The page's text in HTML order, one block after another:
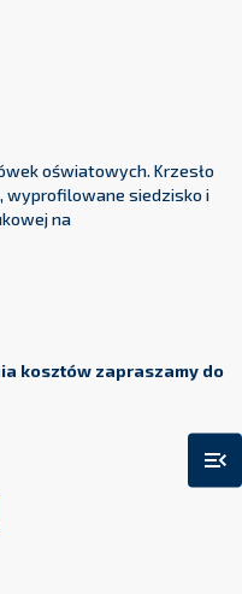
menu_open
oświatowych. Krzesło
wyprofilowane siedzisko i
na
kosztów zapraszamy do